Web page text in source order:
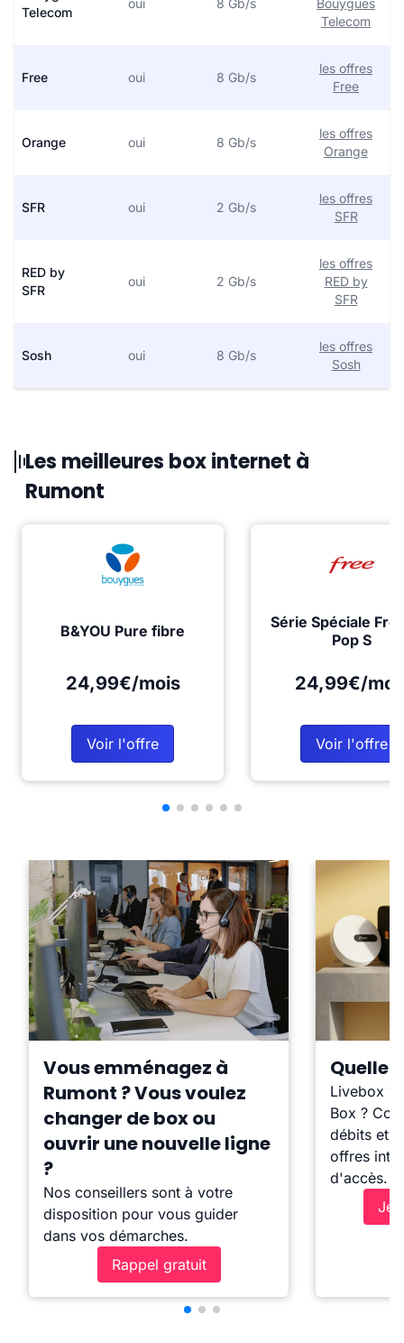
Telecom
oui 8 Gb/s
Bouygues
Telecom
Free oui 8 Gb/s
les offres
Free
Orange oui 8 Gb/s
les offres
Orange
SFR oui 2 Gb/s
les offres
SFR
RED by
SFR
oui 2 Gb/s
les offres
RED by
SFR
Sosh oui 8 Gb/s
les offres
Sosh
Les meilleures box internet à
Rumont
B&YOU Pure fibre
24,99€/mois
Voir l'offre
Série Spéciale
Pop S
24,99€/
Voir l'offre
Vous emménagez à
Rumont ? Vous voulez
changer de box ou
ouvrir une nouvelle ligne
?
Nos conseillers sont à votre
disposition pour vous guider
dans vos démarches.
Rappel gratuit
Quelle
Livebox ?
Box ?
débits et
offres
d'accès.
Je